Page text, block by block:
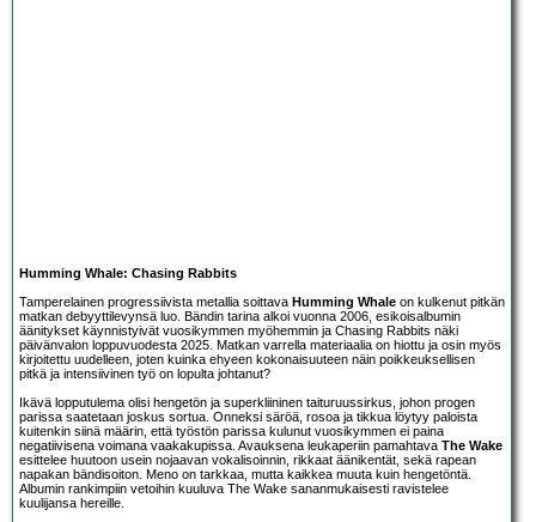
Humming Whale: Chasing Rabbits
Tamperelainen progressiivista metallia soittava Humming Whale on kulkenut pitkän
matkan debyyttilevynsä luo. Bändin tarina alkoi vuonna 2006, esikoisalbumin
äänitykset käynnistyivät vuosikymmen myöhemmin ja Chasing Rabbits näki
päivänvalon loppuvuodesta 2025. Matkan varrella materiaalia on hiottu ja osin myös
kirjoitettu uudelleen, joten kuinka ehyeen kokonaisuuteen näin poikkeuksellisen
pitkä ja intensiivinen työ on lopulta johtanut?
Ikävä lopputulema olisi hengetön ja superkliininen taituruussirkus, johon progen
parissa saatetaan joskus sortua. Onneksi säröä, rosoa ja tikkua löytyy paloista
kuitenkin siinä määrin, että työstön parissa kulunut vuosikymmen ei paina
negatiivisena voimana vaakakupissa. Avauksena leukaperiin pamahtava The Wake
esittelee huutoon usein nojaavan vokalisoinnin, rikkaat äänikentät, sekä rapean
napakan bändisoiton. Meno on tarkkaa, mutta kaikkea muuta kuin hengetöntä.
Albumin rankimpiin vetoihin kuuluva The Wake sananmukaisesti ravistelee
kuulijansa hereille.